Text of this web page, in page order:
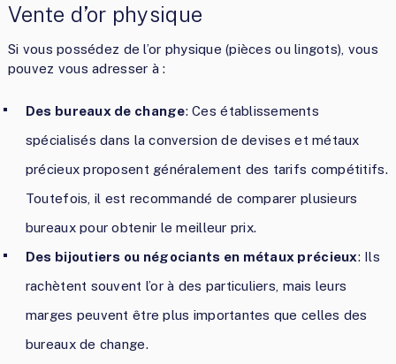
Vente d’or physique
Si vous possédez de l’or physique (pièces ou lingots), vous
pouvez vous adresser à :
Des bureaux de change: Ces établissements
spécialisés dans la conversion de devises et métaux
précieux proposent généralement des tarifs compétitifs.
Toutefois, il est recommandé de comparer plusieurs
bureaux pour obtenir le meilleur prix.
Des bijoutiers ou négociants en métaux précieux: Ils
rachètent souvent l’or à des particuliers, mais leurs
marges peuvent être plus importantes que celles des
bureaux de change.